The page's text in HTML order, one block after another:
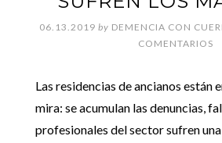
06.13.2019 by DEMENCIA CON
COMENTARIOS
Las residencias de ancianos están
mira: se acumulan las denuncias,
profesionales del sector sufren